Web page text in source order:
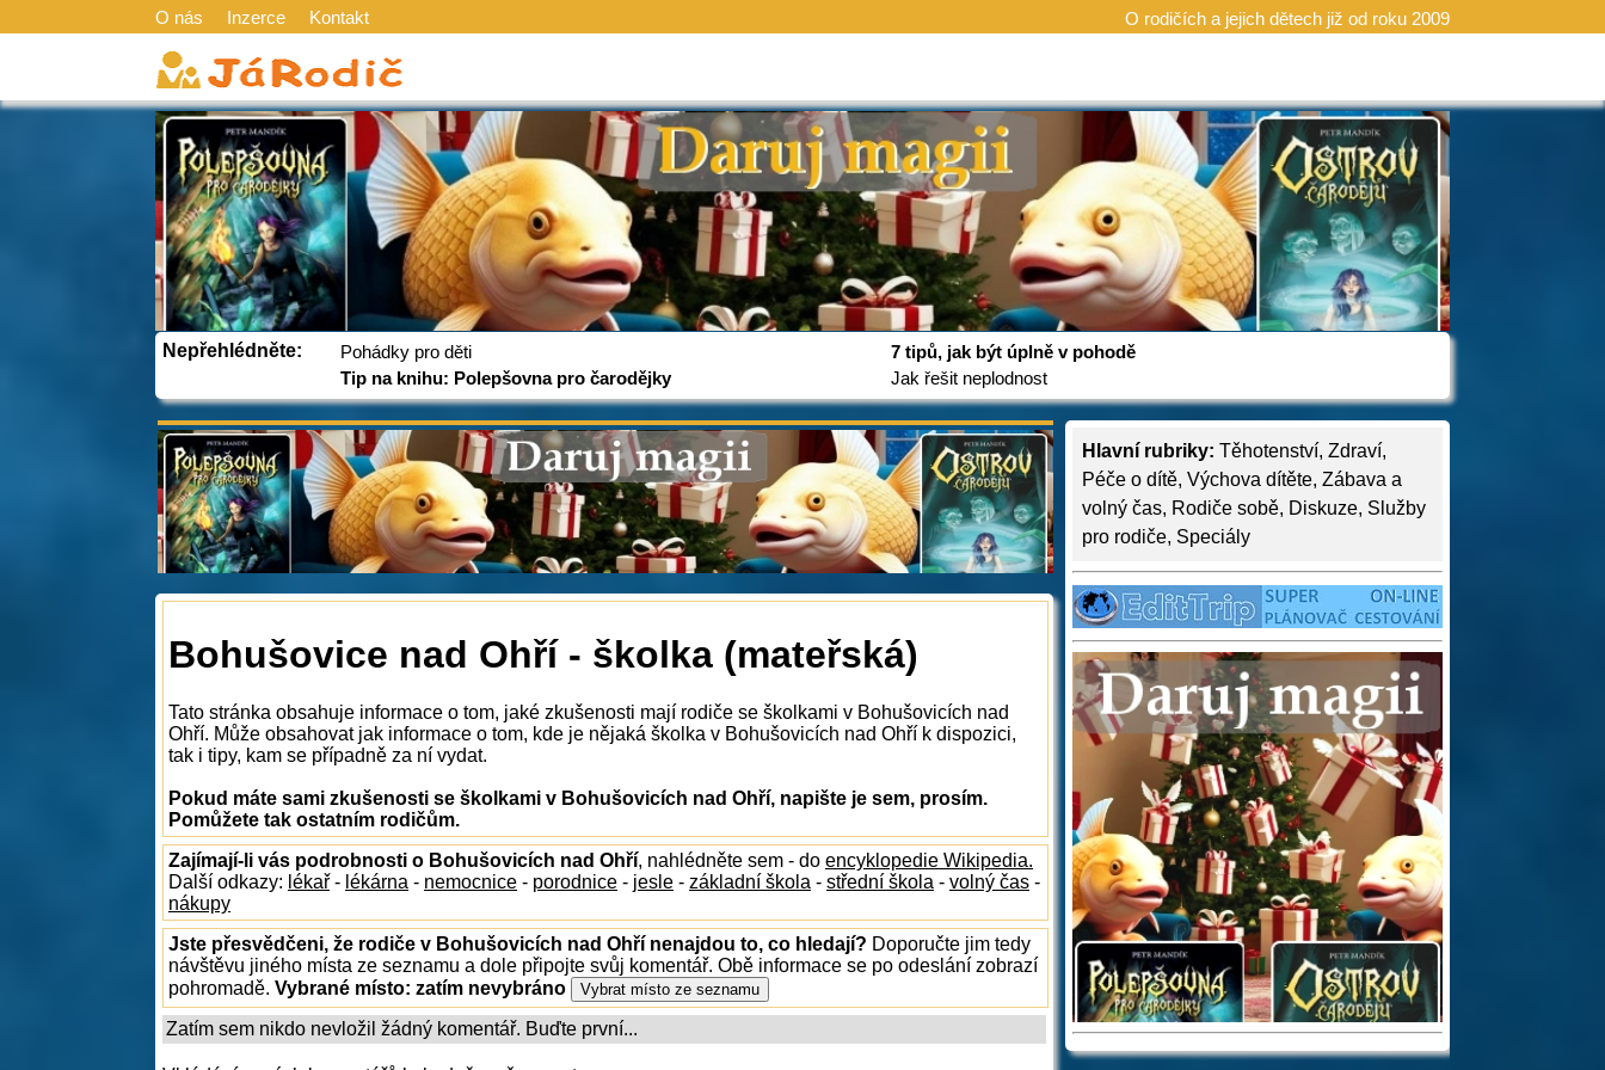
O nás Inzerce Kontakt O rodičích a jejich dětech již od roku 2009
Nepřehlédněte:
Pohádky pro děti
Tip na knihu: Polepšovna pro čarodějky
7 tipů, jak být úplně v pohodě
Jak řešit neplodnost
Hlavní rubriky: Těhotenství, Zdraví,
Péče o dítě, Výchova dítěte, Zábava a
volný čas, Rodiče sobě, Diskuze, Služby
pro rodiče, Speciály
Bohušovice nad Ohří - školka (mateřská)
Tato stránka obsahuje informace o tom, jaké zkušenosti mají rodiče se školkami v Bohušovicích nad
Ohří. Může obsahovat jak informace o tom, kde je nějaká školka v Bohušovicích nad Ohří k dispozici,
tak i tipy, kam se případně za ní vydat.
Pokud máte sami zkušenosti se školkami v Bohušovicích nad Ohří, napište je sem, prosím.
Pomůžete tak ostatním rodičům.
Zajímají-li vás podrobnosti o Bohušovicích nad Ohří, nahlédněte sem - do encyklopedie Wikipedia.
Další odkazy: lékař - lékárna - nemocnice - porodnice - jesle - základní škola - střední škola - volný čas -
nákupy
Jste přesvědčeni, že rodiče v Bohušovicích nad Ohří nenajdou to, co hledají? Doporučte jim tedy
návštěvu jiného místa ze seznamu a dole připojte svůj komentář. Obě informace se po odeslání zobrazí
pohromadě. Vybrané místo: zatím nevybráno
Zatím sem nikdo nevložil žádný komentář. Buďte první...